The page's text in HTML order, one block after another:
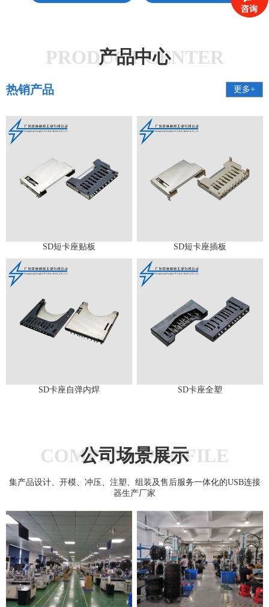
PRODUCT CENTER
产品中心
热销产品 更多+
SD短卡座贴板 SD短卡座插板
SD卡座自弹内焊 SD卡座全塑
COMPANY PROFILE
公司场景展示
集产品设计、开模、冲压、注塑、组装及售后服务一体化的USB连接
器生产厂家